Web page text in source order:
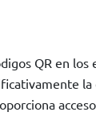
QR en los